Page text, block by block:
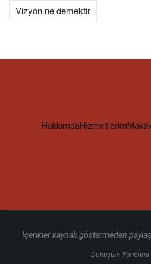
Vizyon ne demektir
HakkımdaHizmetlerim
İçerikler kaynak göstermeden
Dönüşüm